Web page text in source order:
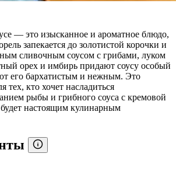
— это изысканное и ароматное блюдо,
запекается до золотистой корочки и
сливочным соусом с грибами, луком
орех и имбирь придают соусу особый
его бархатистым и нежным. Это
тех, кто хочет насладиться
рыбы и грибного соуса с кремовой
настоящим кулинарным